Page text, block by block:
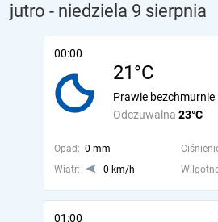
jutro - niedziela 9 sierpnia
00:00
21°C
Odczuwalna 23°C
Prawie bezchmurnie
Opad: 0 mm
Wiatr:
0 km/h
01:00